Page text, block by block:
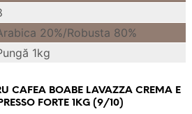
20%/Robusta 80%
1kg
CAFEA BOABE LAVAZZA CREMA E
FORTE 1KG (9/10)